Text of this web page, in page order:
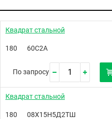
Квадрат стальной
180 60С2А
По запросу
Квадрат стальной
180 08Х15Н5Д2ТШ